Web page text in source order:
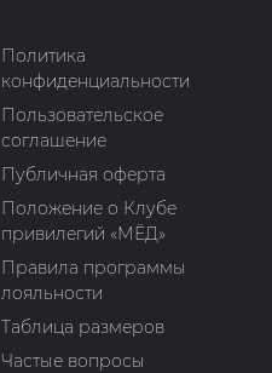
Политика
конфиденциальности
Пользовательское
соглашение
Публичная оферта
Положение о Клубе
привилегий «МЁД»
Правила программы
лояльности
Таблица размеров
Частые вопросы